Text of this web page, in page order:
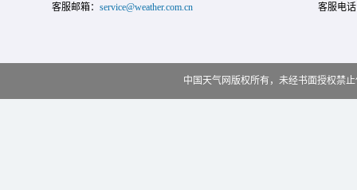
客服邮箱： service@weather.com.cn 客服电
中国天气网版权所有，未经书面授权